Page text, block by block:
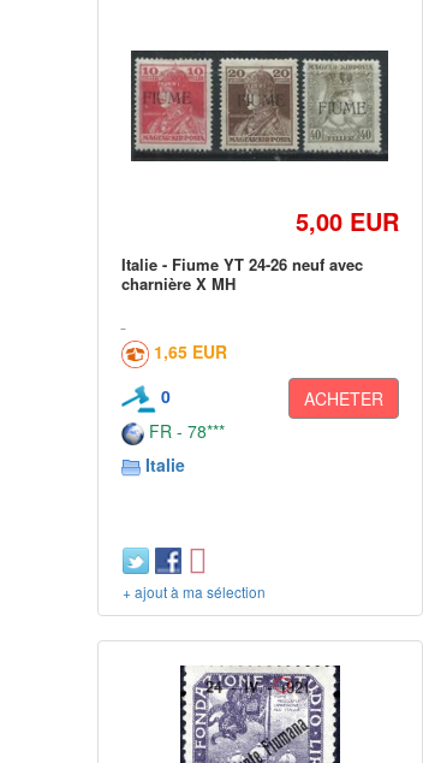
5,00 EUR
Italie - Fiume YT 24-26 neuf avec
charnière X MH
1,65 EUR
0
ACHETER
FR - 78***
Italie
+ ajout à ma sélection